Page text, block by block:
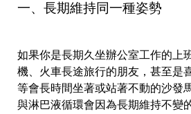
一、長期維持同一種姿勢
如果你是長期久坐辦公室工作的上
機、火車長途旅行的朋友，甚至是
等會長時間坐著或站著不動的沙發
與淋巴液循環會因為長期維持不變